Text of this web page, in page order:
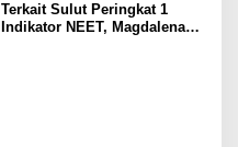
Terkait Sulut Peringkat 1
Indikator NEET, Magdalena